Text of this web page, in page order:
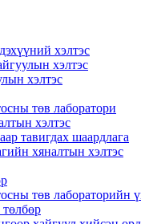
хэлтэс
хэлтэс
хэлтэс
төв лаборатори
хэлтэс
тавигдах шаардлага
хяналтын хэлтэс
төв лабораторийн